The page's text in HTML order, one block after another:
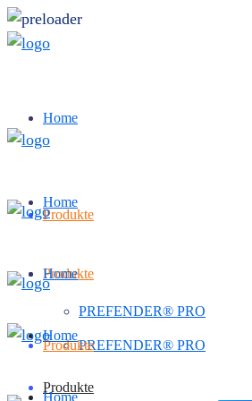
Home
Produkte
PREFENDER® PRO
Home
Produkte
PREFENDER® PRO
Home
Produkte
Home
Produkte
Home